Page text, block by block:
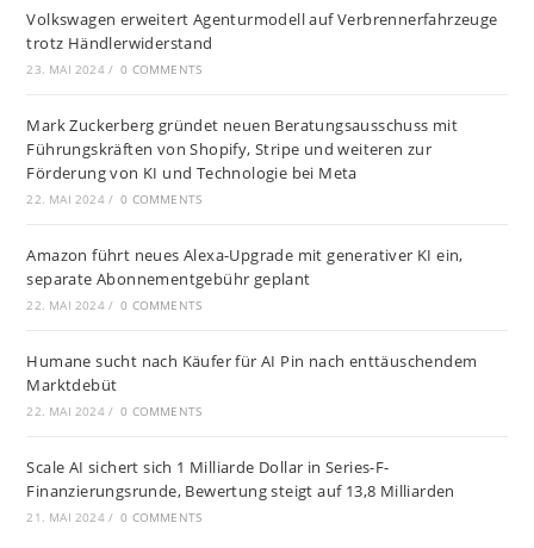
Volkswagen erweitert Agenturmodell auf Verbrennerfahrzeuge
trotz Händlerwiderstand
23. MAI 2024 / 0 COMMENTS
Mark Zuckerberg gründet neuen Beratungsausschuss mit
Führungskräften von Shopify, Stripe und weiteren zur
Förderung von KI und Technologie bei Meta
22. MAI 2024 / 0 COMMENTS
Amazon führt neues Alexa-Upgrade mit generativer KI ein,
separate Abonnementgebühr geplant
22. MAI 2024 / 0 COMMENTS
Humane sucht nach Käufer für AI Pin nach enttäuschendem
Marktdebüt
22. MAI 2024 / 0 COMMENTS
Scale AI sichert sich 1 Milliarde Dollar in Series-F-
Finanzierungsrunde, Bewertung steigt auf 13,8 Milliarden
21. MAI 2024 / 0 COMMENTS